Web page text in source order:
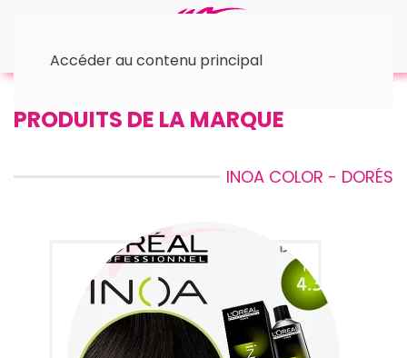
Accéder au contenu principal
PRODUITS DE LA MARQUE
INOA COLOR - DORÉS